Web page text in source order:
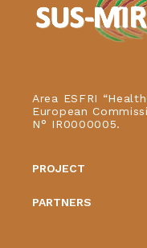
Area ESFRI
European
N° IR0000005.
PROJECT
PARTNERS